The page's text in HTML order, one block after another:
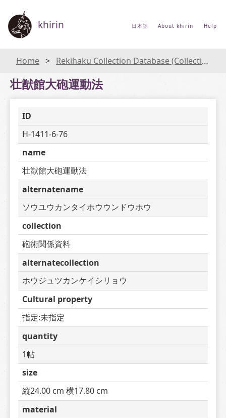
khirin 日本語 About khirin Help
Home Rekihaku Collection Database (Collections Database of the National Museum of Japanese History)
壮猷館大砲運動法
ID
H-1411-6-76
name
壮猷館大砲運動法
alternatename
ソウユウカンタイホウウンドウホウ
collection
砲術関係資料
alternatecollection
ホウジュツカンケイシリョウ
Cultural property
指定:未指定
quantity
1帖
size
縦24.00 cm 横17.80 cm
material